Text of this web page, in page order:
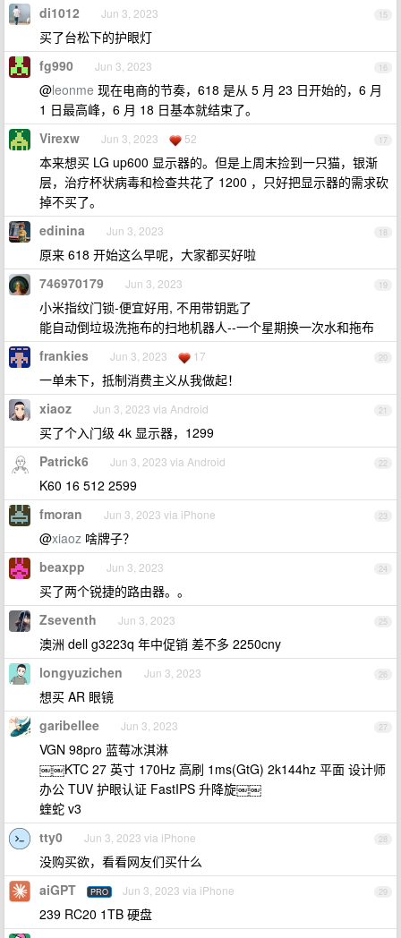
15
di1012 Jun 3, 2023
买了台松下的护眼灯
16
fg990 Jun 3, 2023
@leonme 现在电商的节奏，618 是从 5 月 23 日开始的，6 月
1 日最高峰，6 月 18 日基本就结束了。
17
Virexw Jun 3, 2023 52
本来想买 LG up600 显示器的。但是上周末捡到一只猫，银渐
层，治疗杯状病毒和检查共花了 1200 ，只好把显示器的需求砍
掉不买了。
18
edinina Jun 3, 2023
原来 618 开始这么早呢，大家都买好啦
19
746970179 Jun 3, 2023
小米指纹门锁-便宜好用, 不用带钥匙了
能自动倒垃圾洗拖布的扫地机器人--一个星期换一次水和拖布
20
frankies Jun 3, 2023 17
一单未下，抵制消费主义从我做起！
21
xiaoz Jun 3, 2023 via Android
买了个入门级 4k 显示器，1299
22
Patrick6 Jun 3, 2023 via Android
K60 16 512 2599
23
fmoran Jun 3, 2023 via iPhone
@xiaoz 啥牌子？
24
beaxpp Jun 3, 2023
买了两个锐捷的路由器。。
25
Zseventh Jun 3, 2023
澳洲 dell g3223q 年中促销 差不多 2250cny
26
longyuzichen Jun 3, 2023
想买 AR 眼镜
27
garibellee Jun 3, 2023
VGN 98pro 蓝莓冰淇淋
￼￼KTC 27 英寸 170Hz 高刷 1ms(GtG) 2k144hz 平面 设计师
办公 TUV 护眼认证 FastIPS 升降旋￼￼
蝰蛇 v3
28
tty0 Jun 3, 2023 via iPhone
没购买欲，看看网友们买什么
29
aiGPT PRO Jun 3, 2023 via iPhone
239 RC20 1TB 硬盘